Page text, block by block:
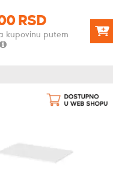
RSD
kupovinu putem